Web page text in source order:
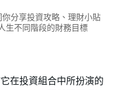
分享投資攻略、理財小貼
生不同階段的財務目標
在投資組合中所扮演的